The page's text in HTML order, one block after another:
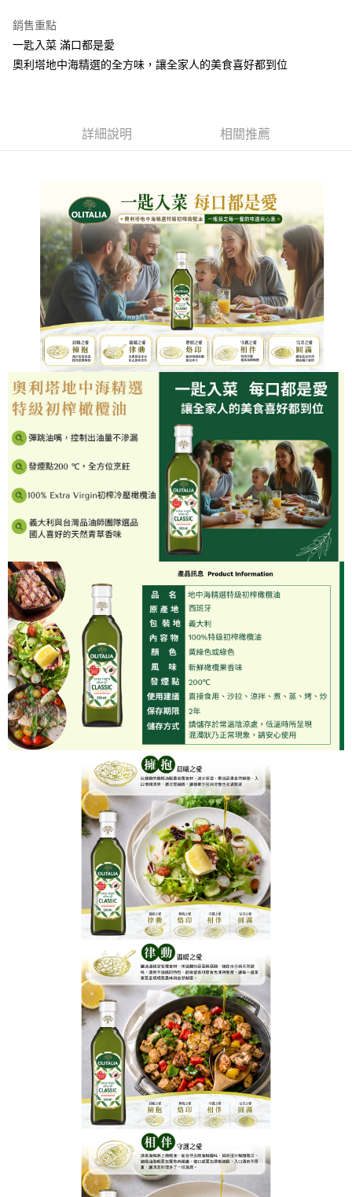
銷售重點
一匙入菜 滿口都是愛
奧利塔地中海精選的全方味，讓全家人的美食喜好都到位
詳細說明 相關推薦